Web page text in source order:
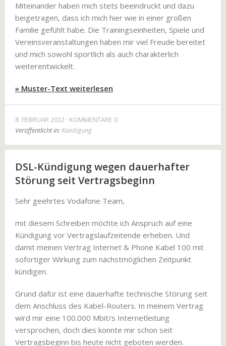
Miteinander haben mich stets beeindruckt und dazu
beigetragen, dass ich mich hier wie in einer großen
Familie gefühlt habe. Die Trainingseinheiten, Spiele und
Vereinsveranstaltungen haben mir viel Freude bereitet
und mich sowohl sportlich als auch charakterlich
weiterentwickelt.
» Muster-Text weiterlesen
8. FEBRUAR 2022 KOMMENTARE 0
Veröffentlicht in:Kündigung
DSL-Kündigung wegen dauerhafter
Störung seit Vertragsbeginn
Sehr geehrtes Vodafone Team,
mit diesem Schreiben möchte ich Anspruch auf eine
Kündigung vor Vertragslaufzeitende erheben. Und
damit meinen Vertrag Internet & Phone Kabel 100 mit
sofortiger Wirkung zum nächstmöglichen Zeitpunkt
kündigen.
Grund dafür ist eine dauerhafte technische Störung seit
dem Anschluss des Kabel-Routers. In meinem Vertrag
wird mir eine 100.000 Mbit/s Internetleitung
versprochen, doch dies konnte mir schon seit
Vertragsbeginn bis heute nicht geboten werden.